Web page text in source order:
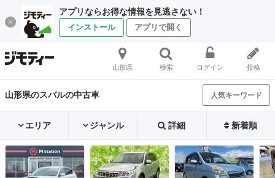
アプリならお得な情報を見逃さない！
インストール アプリで開く
山形県 検索 ログイン 投稿
山形県のスバルの中古車 人気キーワード
エリア ジャンル 詳細 新着順